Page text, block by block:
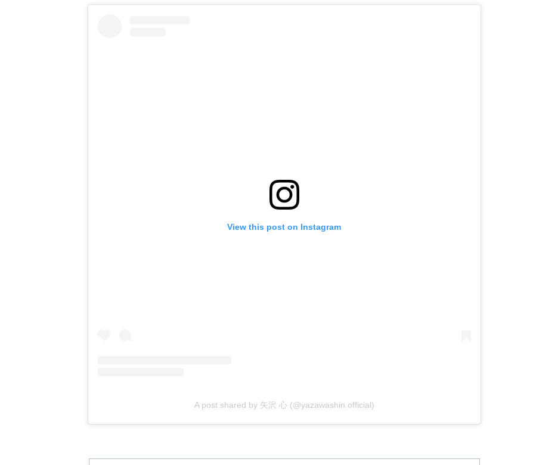
View this post on Instagram
A post shared by 矢沢 心 (@yazawashin.official)